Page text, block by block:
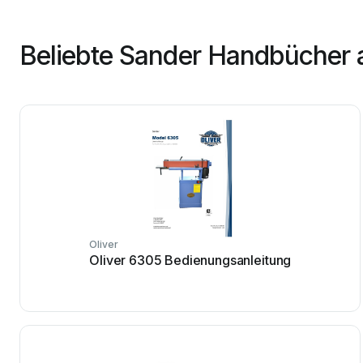
Beliebte Sander Handbücher
Oliver
Oliver 6305 Bedienungsanleitung